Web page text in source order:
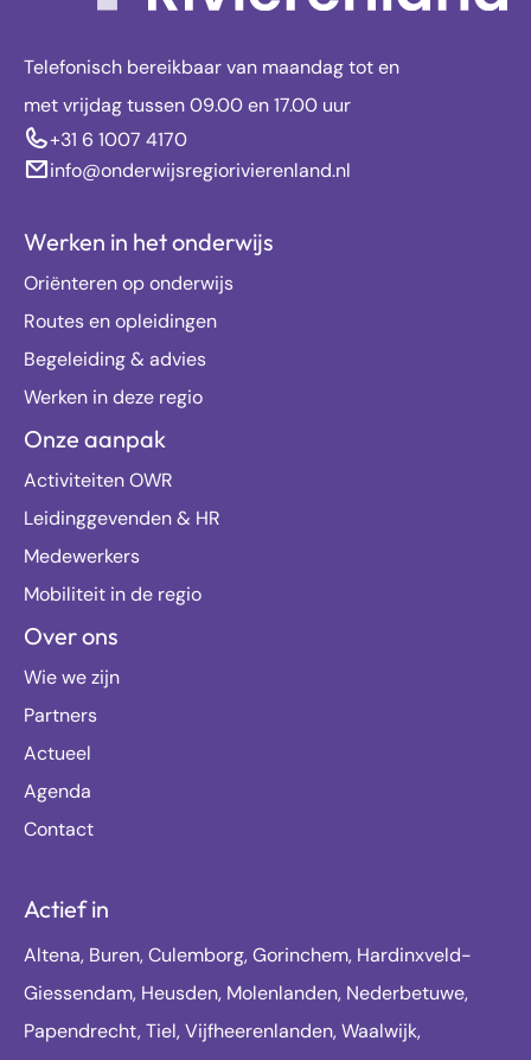
Telefonisch bereikbaar van maandag tot en
met vrijdag tussen 09.00 en 17.00 uur
+31 6 1007 4170
info@onderwijsregiorivierenland.nl
Werken in het onderwijs
Oriënteren op onderwijs
Routes en opleidingen
Begeleiding & advies
Werken in deze regio
Onze aanpak
Activiteiten OWR
Leidinggevenden & HR
Medewerkers
Mobiliteit in de regio
Over ons
Wie we zijn
Partners
Actueel
Agenda
Contact
Actief in
Altena, Buren, Culemborg, Gorinchem, Hardinxveld-
Giessendam, Heusden, Molenlanden, Nederbetuwe,
Papendrecht, Tiel, Vijfheerenlanden, Waalwijk,